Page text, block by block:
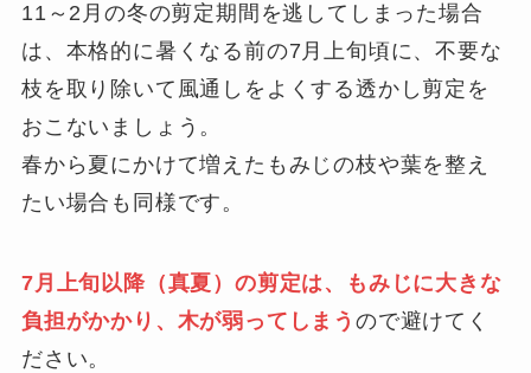
11～2月の冬の剪定期間を逃してしまった場合
は、本格的に暑くなる前の7月上旬頃に、不要な
枝を取り除いて風通しをよくする透かし剪定を
おこないましょう。
春から夏にかけて増えたもみじの枝や葉を整え
たい場合も同様です。
7月上旬以降（真夏）の剪定は、もみじに大きな
負担がかかり、木が弱ってしまうので避けてく
ださい。